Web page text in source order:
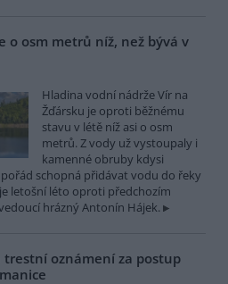
o osm metrů níž, než bývá v
Hladina vodní nádrže Vír na
Žďársku je oproti běžnému
stavu v létě níž asi o osm
metrů. Z vody už vystoupaly i
kamenné obruby kdysi
schopná přidávat vodu do řeky
letošní léto oproti předchozím
hrázný Antonín Hájek.
oznámení za postup